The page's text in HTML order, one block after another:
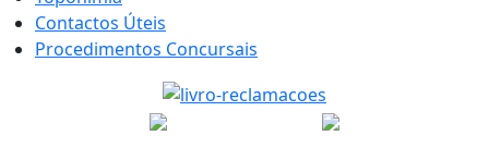
Contactos Úteis
Procedimentos Concursais